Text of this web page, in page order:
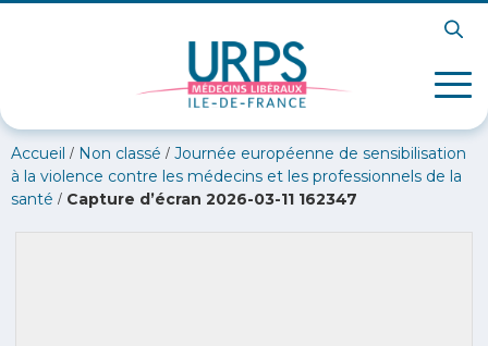
Accueil / Non classé / Journée européenne de sensibilisation
à la violence contre les médecins et les professionnels de la
santé / Capture d’écran 2026-03-11 162347